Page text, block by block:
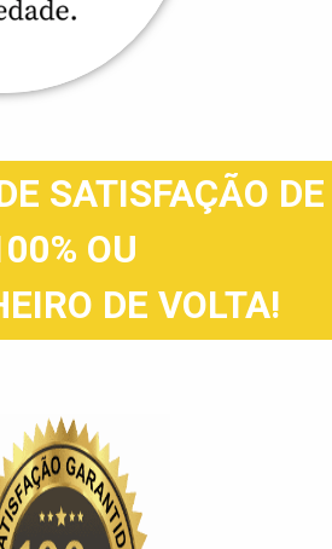
SATISFAÇÃO DE
OU
DE VOLTA!